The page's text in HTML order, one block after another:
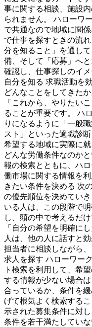
事に関する相談、施設
られません。 ハローワ
で共通なので地域に関
で仕事を探すときの流
分を知ること」を通し
備、そして「応募」へ
確認し、仕事探しのイ
自分を知る 求職活動を
どんなことをしてきた
「これから、やりたい
ることが重要です。 ハ
りになるように「一般
スト」といった適職診
希望する地域に実際に
どんな労働条件なのか
報の検索とともに、ハ
働市場に関する情報を
きたい条件を決める 次
の優先順位を決めてい
いる人は、この段階で
し、頭の中で考えるだ
「自分の希望を明確に
人は、他の人に話すと
担当者に相談しながら
求人を探す ハローワー
ト検索を利用して、希
する情報が少ない場合
合っているか、条件を
げて根気よく検索する
示された募集条件に対
条件を若干満たしてい